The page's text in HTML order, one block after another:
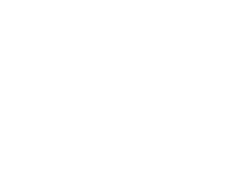
again either in the